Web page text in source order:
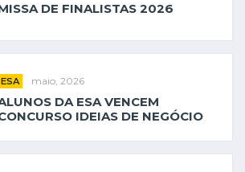
DE FINALISTAS 2026
ESA maio, 2026
DA ESA VENCEM
IDEIAS DE NEGÓCIO